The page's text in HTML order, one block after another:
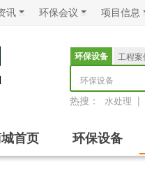
讯 环保会议 项目信息
环保设备
工程案
环保设备
热搜： 水处理 |
首页 环保设备